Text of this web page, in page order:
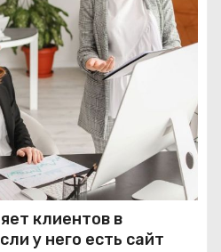
клиентов в
у него есть сайт